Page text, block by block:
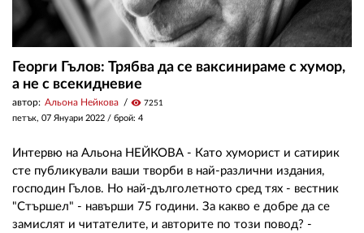
Георги Гълов: Трябва да се ваксинираме с хумор,
а не с всекидневие
автор: Альона Нейкова visibility 7251
петък, 07 Януари 2022 / брой: 4
Интервю на Альона НЕЙКОВА - Като хуморист и сатирик
сте публикували ваши творби в най-различни издания,
господин Гълов. Но най-дълголетното сред тях - вестник
"Стършел" - навърши 75 години. За какво е добре да се
замислят и читателите, и авторите по този повод? -